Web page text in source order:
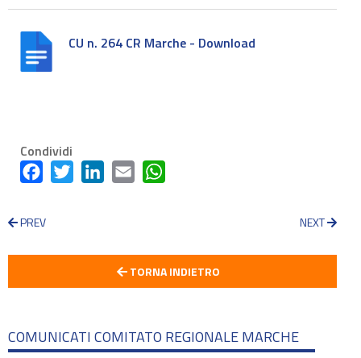
CU n. 264 CR Marche - Download
Condividi
FacebookTwitter LinkedInEmail
PREV NEXT
TORNA INDIETRO
COMUNICATI COMITATO REGIONALE MARCHE